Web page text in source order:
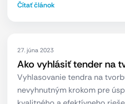
Čítať článok
27. júna 2023
Ako vyhlásiť tender na
Vyhlasovanie tendra na
nevyhnutným krokom pre